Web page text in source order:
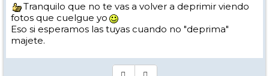
Tranquilo que no te vas a volver a deprimir viendo
fotos que cuelgue yo
Eso si esperamos las tuyas cuando no "deprima"
majete.